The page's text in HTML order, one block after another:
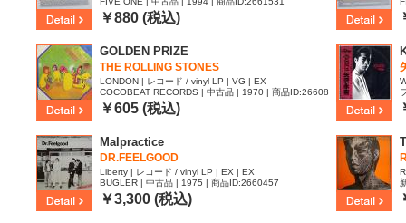
￥880 (税込)
GOLDEN PRIZE
THE ROLLING STONES
LONDON | レコード / vinyl LP | VG | EX-
COCOBEAT RECORDS | 中古品 | 1970 | 商品ID:26608
51
￥605 (税込)
Malpractice
DR.FEELGOOD
Liberty | レコード / vinyl LP | EX | EX
BUGLER | 中古品 | 1975 | 商品ID:2660457
￥3,300 (税込)
1